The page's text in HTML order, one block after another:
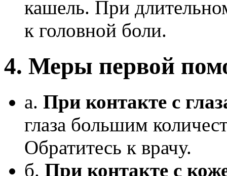
кашель. При
к головной боли.
4. Меры первой
а. При контакте с
глаза большим
Обратитесь к врачу.
б. При контакте с